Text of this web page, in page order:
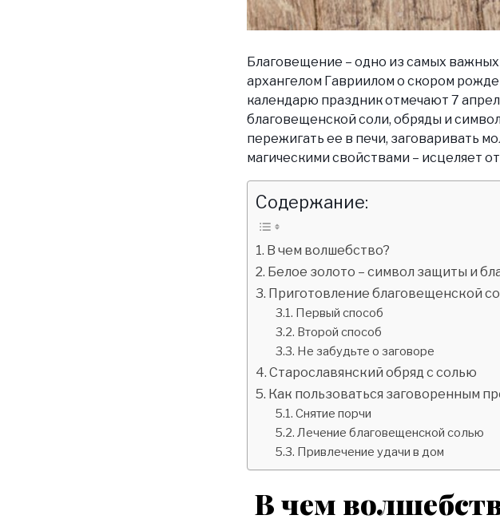
Благовещение – одно из самых
архангелом Гавриилом о скором
календарю праздник отмечают 7
благовещенской соли, обряды и
пережигать ее в печи, заговаривать
магическими свойствами – исцеляет
Содержание:
В чем волшебство?
Белое золото – символ защиты и
Приготовление благовещенской
Первый способ
Второй способ
Не забудьте о заговоре
Старославянский обряд с солью
Как пользоваться заговоренным
Снятие порчи
Лечение благовещенской солью
Привлечение удачи в дом
В чем